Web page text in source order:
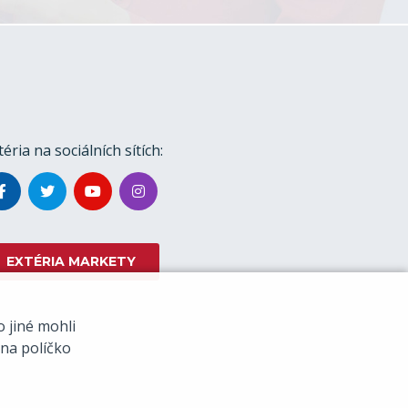
na sociálních sítích:
EXTÉRIA MARKETY
jiné mohli
políčko